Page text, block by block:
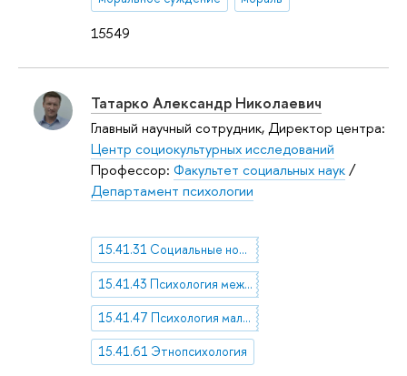
15549
Татарко Александр Николаевич
Главный научный сотрудник, Директор центра:
Центр социокультурных исследований
Профессор: Факультет социальных наук/
Департамент психологии
15.41.31 Социальные нормы и ценности
15.41.43 Психология межличностных отношений
15.41.47 Психология малых групп и коллективов
15.41.61 Этнопсихология